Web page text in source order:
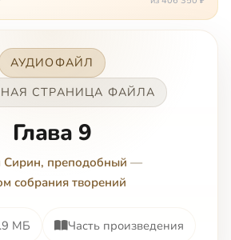
АУДИОФАЙЛ
СТРАНИЦА ФАЙЛА
Глава 9
преподобный —
собрания творений
МБ Часть произведения